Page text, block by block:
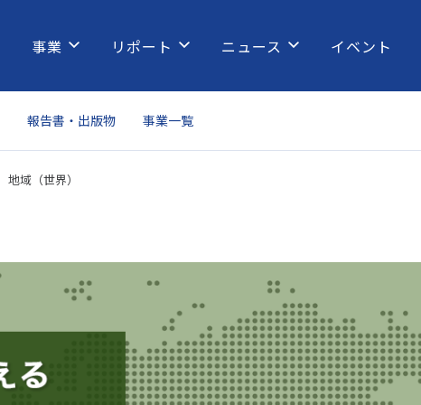
事業 リポート ニュース イベント
報告書・出版物 事業一覧
地域（世界）